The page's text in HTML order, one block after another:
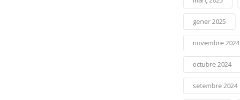
gener 2025
novembre 2024
octubre 2024
setembre 2024